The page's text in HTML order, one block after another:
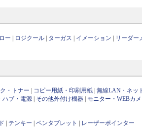
ー ロジクール ターガス イメーション リーダー
・トナー コピー用紙・印刷用紙 |無線LAN・ネッ
ハブ・電源 その他外付け機器 モニター・WEBカ
テンキー |ペンタブレット レーザーポインター